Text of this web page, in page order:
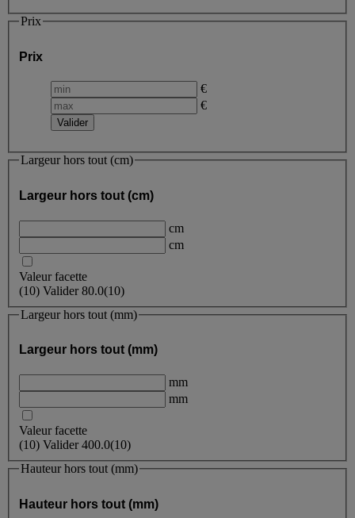
Prix
Prix
€
€
Largeur hors tout (cm)
Largeur hors tout (cm)
cm
cm
Valeur facette
(10) Valider80.0(10)
Largeur hors tout (mm)
Largeur hors tout (mm)
mm
mm
Valeur facette
(10) Valider400.0(10)
Hauteur hors tout (mm)
Hauteur hors tout (mm)